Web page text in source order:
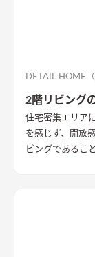
DETAIL HOME
2階リビング
住宅密集エリア
を感じず、開放感
ビングであるこ